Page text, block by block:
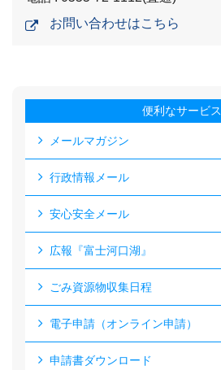
お問い合わせはこちら
便利なサービス
メールマガジン
行政情報メール
安心安全メール
広報『富士河口湖』
ごみ資源物収集日程
電子申請（オンライン申請）
申請書ダウンロード